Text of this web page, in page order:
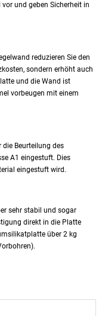
und geben Sicherheit in
reduzieren Sie den
sondern erhöht auch
und die Wand ist
vorbeugen mit einem
Beurteilung des
A1 eingestuft. Dies
eingestuft wird.
sehr stabil und sogar
direkt in die Platte
über 2 kg